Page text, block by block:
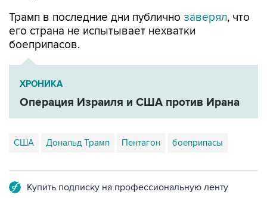
Трамп в последние дни публично заверял, что
его страна не испытывает нехватки
боеприпасов.
ХРОНИКА
Операция Израиля и США против Ирана
США Дональд Трамп Пентагон боеприпасы
Купить подписку на профессиональную ленту